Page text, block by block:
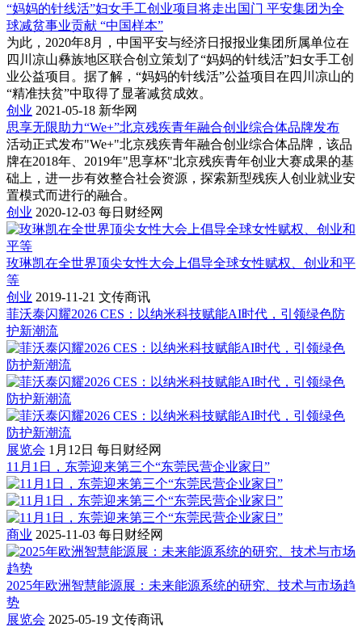
“妈妈的针线活”妇女手工创业项目将走出国门 平安集团为全
球减贫事业贡献 “中国样本”
为此，2020年8月，中国平安与经济日报报业集团所属单位在
四川凉山彝族地区联合创立策划了“妈妈的针线活”妇女手工创
业公益项目。据了解，“妈妈的针线活”公益项目在四川凉山的
“精准扶贫”中取得了显著减贫成效。
创业 2021-05-18 新华网
思享无限助力“We+”北京残疾青年融合创业综合体品牌发布
活动正式发布"We+"北京残疾青年融合创业综合体品牌，该品
牌在2018年、2019年"思享杯"北京残疾青年创业大赛成果的基
础上，进一步有效整合社会资源，探索新型残疾人创业就业安
置模式而进行的融合。
创业 2020-12-03 每日财经网
玫琳凯在全世界顶尖女性大会上倡导全球女性赋权、创业和平
等
创业 2019-11-21 文传商讯
菲沃泰闪耀2026 CES：以纳米科技赋能AI时代，引领绿色防
护新潮流
展览会 1月12日 每日财经网
11月1日，东莞迎来第三个“东莞民营企业家日”
商业 2025-11-03 每日财经网
2025年欧洲智慧能源展：未来能源系统的研究、技术与市场趋
势
展览会 2025-05-19 文传商讯